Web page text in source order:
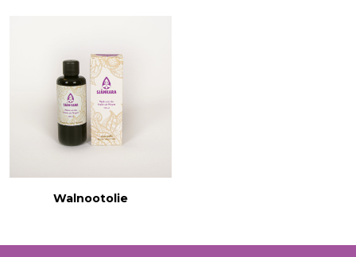
Walnootolie